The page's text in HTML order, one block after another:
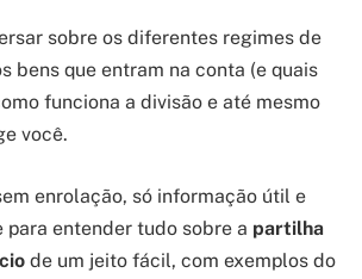
sobre os diferentes regimes de
bens que entram na conta (e quais
funciona a divisão e até mesmo
você.
enrolação, só informação útil e
para entender tudo sobre a partilha
de um jeito fácil, com exemplos do